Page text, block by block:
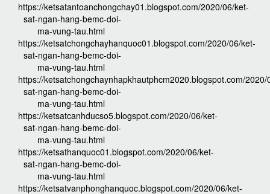
https://ketsatantoanchongchay01.blogspot.com/2020/06/ket-
sat-ngan-hang-bemc-doi-
ma-vung-tau.html
https://ketsatchongchayhanquoc01.blogspot.com/2020/06/ket-
sat-ngan-hang-bemc-doi-
ma-vung-tau.html
https://ketsatchongchaynhapkhautphcm2020.blogspot.com/2020/
sat-ngan-hang-bemc-doi-
ma-vung-tau.html
https://ketsatcanhducso5.blogspot.com/2020/06/ket-
sat-ngan-hang-bemc-doi-
ma-vung-tau.html
https://ketsathanquoc01.blogspot.com/2020/06/ket-
sat-ngan-hang-bemc-doi-
ma-vung-tau.html
https://ketsatvanphonghanquoc.blogspot.com/2020/06/ket-